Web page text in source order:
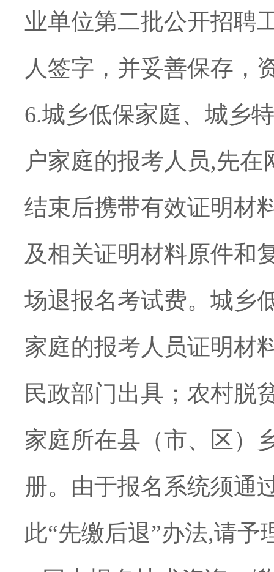
业单位第二批公开招聘
人签字，并妥善保存，
6.城乡低保家庭、城乡
户家庭的报考人员,先在
结束后携带有效证明材
及相关证明材料原件和
场退报名考试费。城乡
家庭的报考人员证明材
民政部门出具；农村脱
家庭所在县（市、区）
册。由于报名系统须通
此“先缴后退”办法,请予